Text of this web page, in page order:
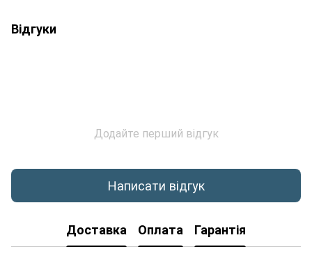
Відгуки
Додайте перший відгук
Написати відгук
Доставка Оплата Гарантія